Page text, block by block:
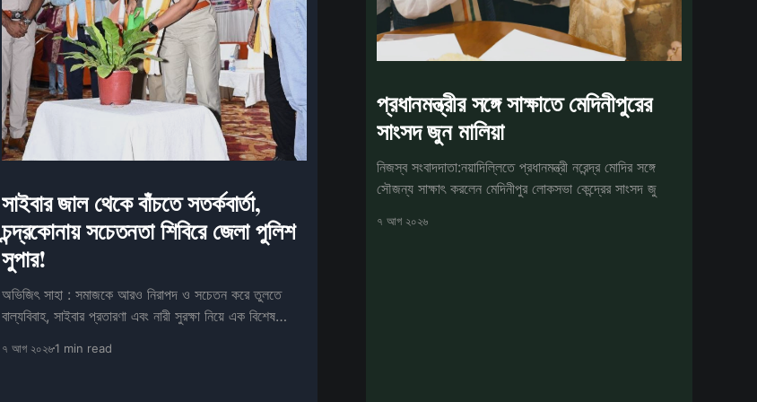
সাইবার জাল থেকে বাঁচতে সতর্কবার্তা,
চন্দ্রকোনায় সচেতনতা শিবিরে জেলা পুলিশ
সুপার!
অভিজিৎ সাহা : সমাজকে আরও নিরাপদ ও সচেতন করে তুলতে
বাল্যবিবাহ, সাইবার প্রতারণা এবং নারী সুরক্ষা নিয়ে এক বিশেষ
৭ আগ ২০২৬1 min read
প্রধানমন্ত্রীর সঙ্গে সাক্ষাতে মেদিনীপুরের
সাংসদ জুন মালিয়া
নিজস্ব সংবাদদাতা:নয়াদিল্লিতে প্রধানমন্ত্রী নরেন্দ্র মোদির সঙ্গে
সৌজন্য সাক্ষাৎ করলেন মেদিনীপুর লোকসভা কেন্দ্রের সাংসদ জু
৭ আগ ২০২৬